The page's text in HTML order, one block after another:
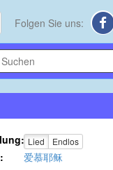
Folgen Sie uns:
Lied Endlos
爱慕耶稣